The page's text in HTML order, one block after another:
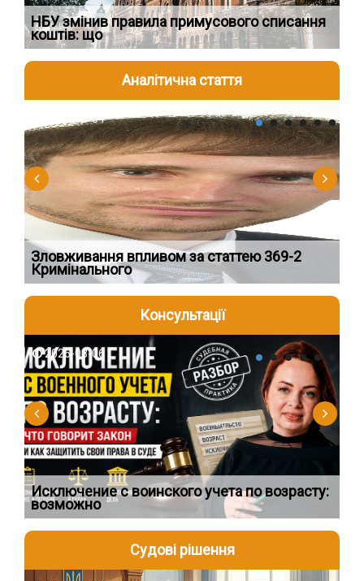
НБУ змінив правила примусового списання
коштів: що
Аналітична стаття
2026-08-04
Зловживання впливом за статтею 369-2
Кримінального
Консультації
2026-08-06
Исключение с воинского учета по возрасту:
возможно
Судові рішення